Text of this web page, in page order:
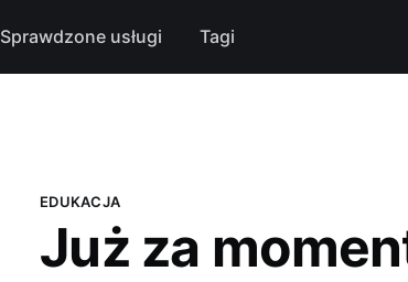
Sprawdzone usługi Tagi
EDUKACJA
Już za